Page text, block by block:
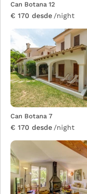
Can Botana 12
€ 170 desde/night
Can Botana 7
€ 170 desde/night